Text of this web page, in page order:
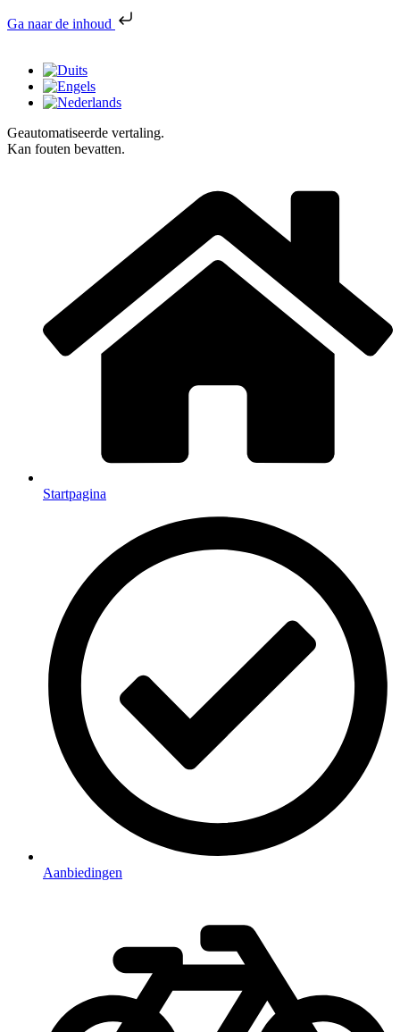
Ga naar de inhoud
Geautomatiseerde vertaling.
Kan fouten bevatten.
Startpagina
Aanbiedingen